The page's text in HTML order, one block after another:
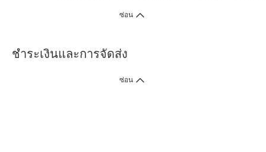
ซ่อน
ชำระเงินและการจัดส่ง
ซ่อน